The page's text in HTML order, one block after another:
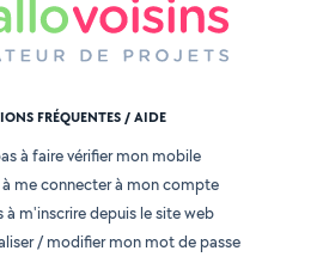
FRÉQUENTES / AIDE
à faire vérifier mon mobile
à me connecter à mon compte
à m'inscrire depuis le site web
/ modifier mon mot de passe